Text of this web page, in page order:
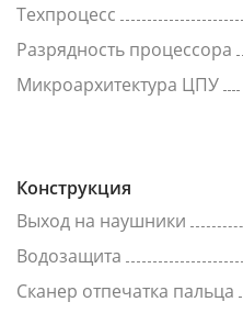
Техпроцесс
Разрядность процессора
Микроархитектура ЦПУ
Конструкция
Выход на наушники
Водозащита
Сканер отпечатка пальца